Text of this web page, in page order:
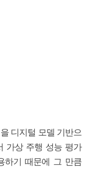
디지털 모델 기반으
가상 주행 성능 평가
하기 때문에 그 만큼